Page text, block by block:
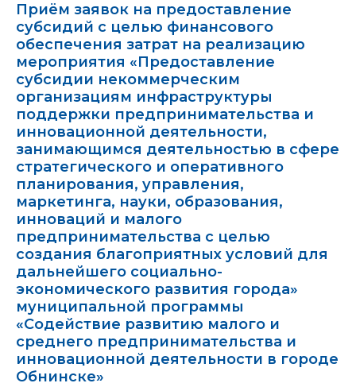
Приём заявок на предоставление
субсидий с целью финансового
обеспечения затрат на реализацию
мероприятия «Предоставление
субсидии некоммерческим
организациям инфраструктуры
поддержки предпринимательства и
инновационной деятельности,
занимающимся деятельностью в сфере
стратегического и оперативного
планирования, управления,
маркетинга, науки, образования,
инноваций и малого
предпринимательства с целью
создания благоприятных условий для
дальнейшего социально-
экономического развития города»
муниципальной программы
«Содействие развитию малого и
среднего предпринимательства и
инновационной деятельности в городе
Обнинске»